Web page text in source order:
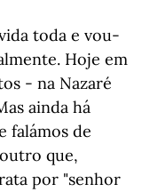
toda e vou-
Hoje em
- na Nazaré
ainda há
falámos de
que,
por "senhor